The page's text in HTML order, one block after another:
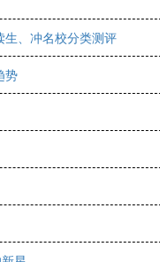
、冲名校分类测评
势